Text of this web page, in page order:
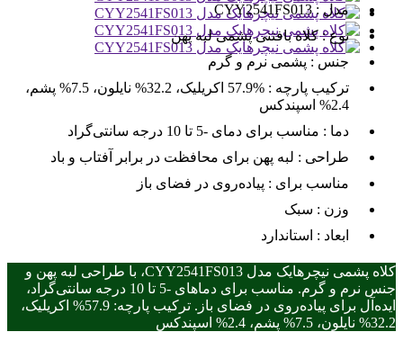
مدل :CYY2541FS013
نوع :کلاه بافتنی پشمی لبه پهن
جنس : پشمی نرم و گرم
ترکیب پارچه :
57.9% اکریلیک، 32.2% نایلون، 7.5% پشم،
2.4% اسپندکس
دما : مناسب برای دمای -5 تا 10 درجه سانتی‌گراد
طراحی : لبه پهن برای محافظت در برابر آفتاب و باد
مناسب برای : پیاده‌روی در فضای باز
وزن : سبک
ابعاد : استاندارد
کلاه پشمی نیچرهایک مدل CYY2541FS013، با طراحی لبه پهن و
جنس نرم و گرم. مناسب برای دماهای -5 تا 10 درجه سانتی‌گراد،
ایده‌آل برای پیاده‌روی در فضای باز. ترکیب پارچه: 57.9% اکریلیک،
32.2% نایلون، 7.5% پشم، 2.4% اسپندکس